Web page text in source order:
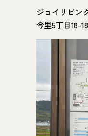
ジョイリビン
今里5丁目18-